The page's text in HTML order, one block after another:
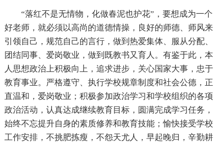
“落红不是无情物，化做春泥也护花”，要想成为一个
好老师，就必须以高尚的道德情操，良好的师德、师风来
引领自己，规范自己的言行，做到热爱集体、服从分配、
团结同事、爱岗敬业，做到既教书又育人。有鉴于此，本
人思想政治上积极向上，追求进步，关心国家大事，忠于
教育事业。严格遵守、执行学校规章制度和社会公德，正
直温和，爱岗敬业；积极参加政治学习和学校组织的各项
政治活动，认真达成继续教育目标，圆满完成学习任务，
始终不忘提升自身的素质修养和教育技能；愉快接受学校
工作安排，不挑肥拣瘦，不怨天尤人，早起晚归，辛勤耕